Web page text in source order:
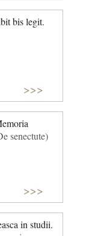
bis legit.
>>>
senectute)
>>>
in studii.